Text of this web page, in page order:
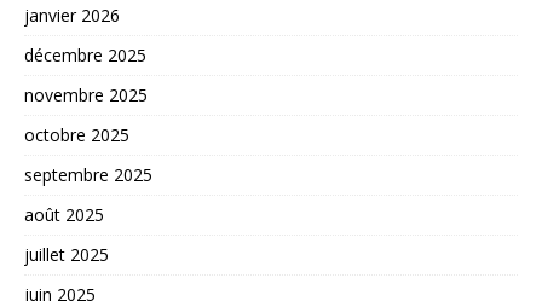
janvier 2026
décembre 2025
novembre 2025
octobre 2025
septembre 2025
août 2025
juillet 2025
juin 2025